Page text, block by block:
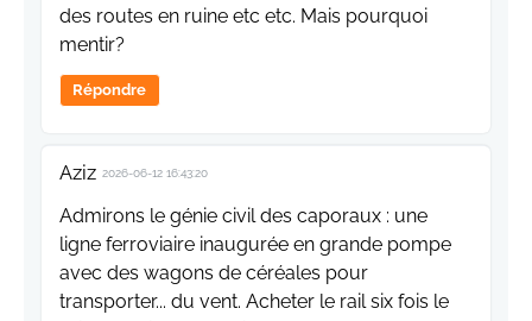
des routes en ruine etc etc. Mais pourquoi
mentir?
Répondre
Aziz 2026-06-12 16:43:20
Admirons le génie civil des caporaux : une
ligne ferroviaire inaugurée en grande pompe
avec des wagons de céréales pour
transporter... du vent. Acheter le rail six fois le